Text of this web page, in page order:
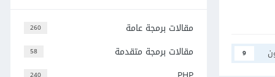
9
260 مقالات برمجة عامة
58 مقالات برمجة متقدمة